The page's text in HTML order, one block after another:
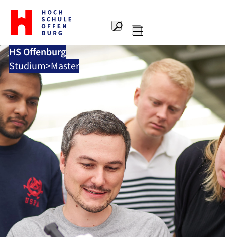
Zur
Startseite
Hochschule
Offenburg
Suche
Hauptnavigation
HS Offenburg
Studium Master